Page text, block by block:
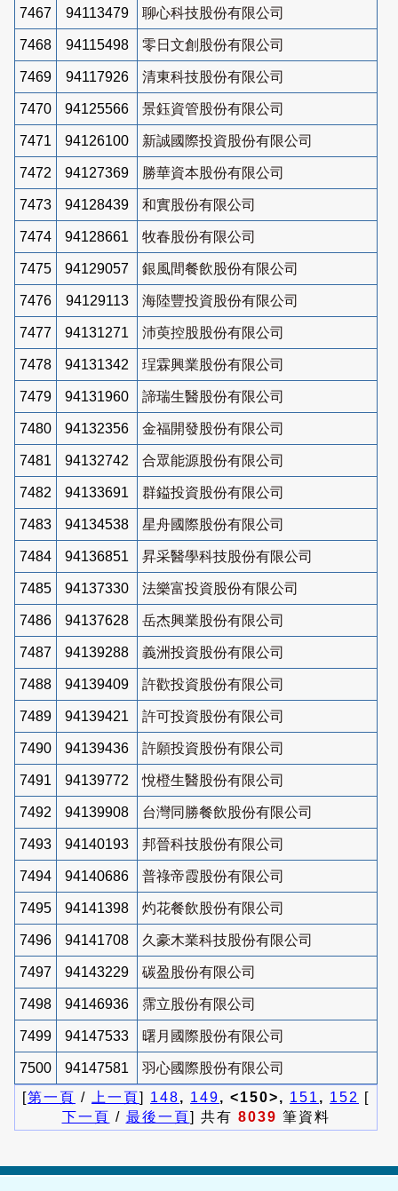
7467 94113479 聊心科技股份有限公司
7468 94115498 零日文創股份有限公司
7469 94117926 清東科技股份有限公司
7470 94125566 景鈺資管股份有限公司
7471 94126100 新誠國際投資股份有限公司
7472 94127369 勝華資本股份有限公司
7473 94128439 和實股份有限公司
7474 94128661 牧春股份有限公司
7475 94129057 銀風間餐飲股份有限公司
7476 94129113 海陸豐投資股份有限公司
7477 94131271 沛萸控股股份有限公司
7478 94131342 珵霖興業股份有限公司
7479 94131960 諦瑞生醫股份有限公司
7480 94132356 金福開發股份有限公司
7481 94132742 合眾能源股份有限公司
7482 94133691 群鎰投資股份有限公司
7483 94134538 星舟國際股份有限公司
7484 94136851 昇采醫學科技股份有限公司
7485 94137330 法樂富投資股份有限公司
7486 94137628 岳杰興業股份有限公司
7487 94139288 義洲投資股份有限公司
7488 94139409 許歡投資股份有限公司
7489 94139421 許可投資股份有限公司
7490 94139436 許願投資股份有限公司
7491 94139772 悅橙生醫股份有限公司
7492 94139908 台灣同勝餐飲股份有限公司
7493 94140193 邦晉科技股份有限公司
7494 94140686 普祿帝霞股份有限公司
7495 94141398 灼花餐飲股份有限公司
7496 94141708 久豪木業科技股份有限公司
7497 94143229 碳盈股份有限公司
7498 94146936 霈立股份有限公司
7499 94147533 曙月國際股份有限公司
7500 94147581
羽心國際股份有限公司
[第一頁 / 上一頁] 148, 149, <150>, 151 , 152
[
下一頁 / 最後一頁] 共有 8039 筆資料